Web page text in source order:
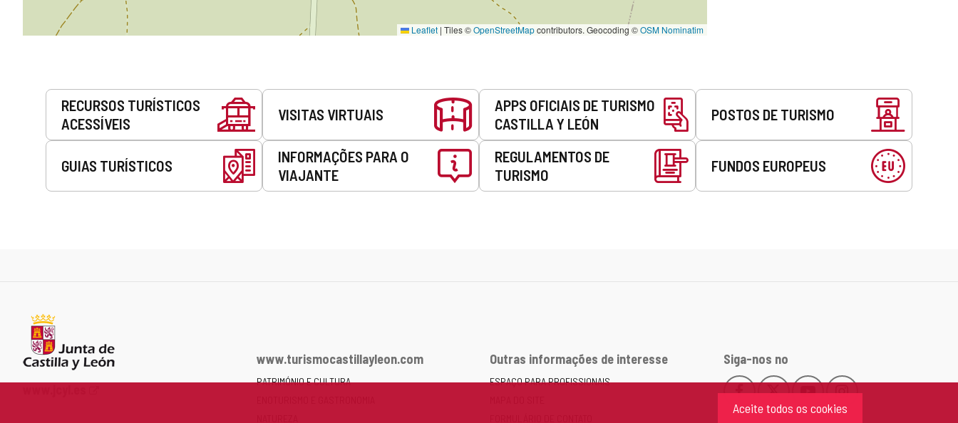
Aceite todos os cookies
Leaflet | Tiles ©OpenStreetMapcontributors. Geocoding ©OSM Nominatim
Serviços
RECURSOS TURÍSTICOS
ACESSÍVEIS
VISITAS VIRTUAIS
APPS OFICIAIS DE TURISMO
CASTILLA Y LEÓN
POSTOS DE TURISMO
GUIAS TURÍSTICOS
INFORMAÇÕES PARA O
VIAJANTE
REGULAMENTOS DE
TURISMO
FUNDOS EUROPEUS
www.turismocastillayleon.com
PATRIMÓNIO E CULTURA
Outras informações de interesse
ESPAÇO PARA PROFISSIONAIS
Siga-nos no
Este
enlace
Este
enlace
Este
enlace
Este
enlace